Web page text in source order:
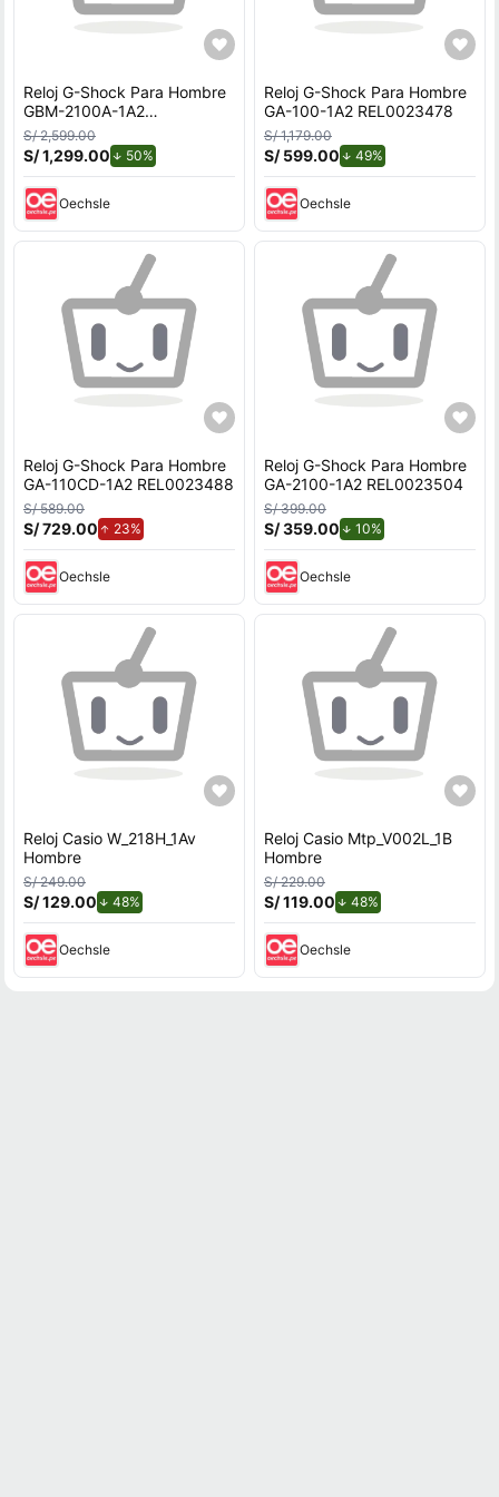
Reloj G-Shock Para Hombre
GBM-2100A-1A2
REL0023562
S/ 2,599.00
S/ 1,299.00 50%
Oechsle
Reloj G-Shock Para Hombre
GA-100-1A2 REL0023478
S/ 1,179.00
S/ 599.00 49%de descuento.
Oechsle
Reloj G-Shock Para Hombre
GA-110CD-1A2 REL0023488
S/ 589.00
S/ 729.00 23%
Oechsle
Reloj G-Shock Para Hombre
GA-2100-1A2 REL0023504
S/ 399.00
S/ 359.00 10%de descuento.
Oechsle
Reloj Casio W_218H_1Av
Hombre
S/ 249.00
S/ 129.00 48%
Oechsle
Reloj Casio Mtp_V002L_1B
Hombre
S/ 229.00
S/ 119.00 48%de descuento.
Oechsle